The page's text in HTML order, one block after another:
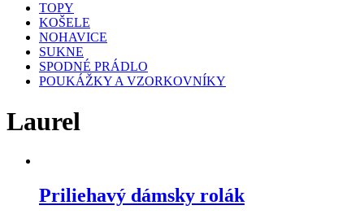
TOPY
KOŠELE
NOHAVICE
SUKNE
SPODNÉ PRÁDLO
POUKÁŽKY A VZORKOVNÍKY
Laurel
Priliehavý dámsky rolák